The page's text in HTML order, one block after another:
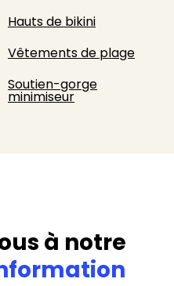
Hauts de bikini
Vêtements de plage
Soutien-gorge
minimiseur
à notre